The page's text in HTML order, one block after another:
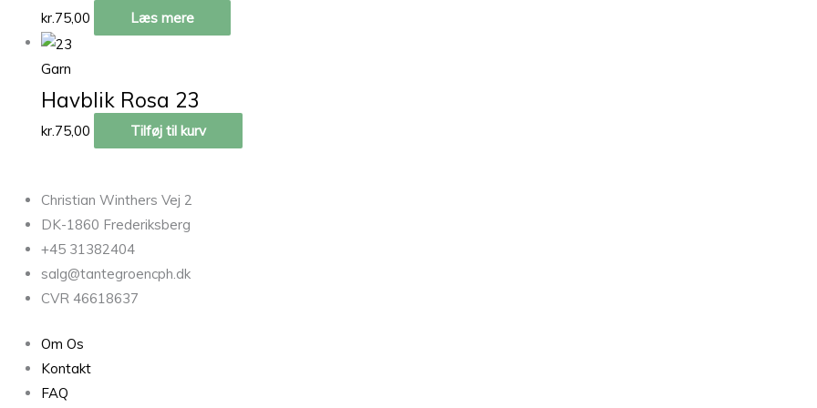
kr.75,00 Læs mere
Garn
Havblik Rosa 23
kr.75,00 Tilføj til kurv
Christian Winthers Vej 2
DK-1860 Frederiksberg
+45 31382404
salg@tantegroencph.dk
CVR 46618637
Om Os
Kontakt
FAQ